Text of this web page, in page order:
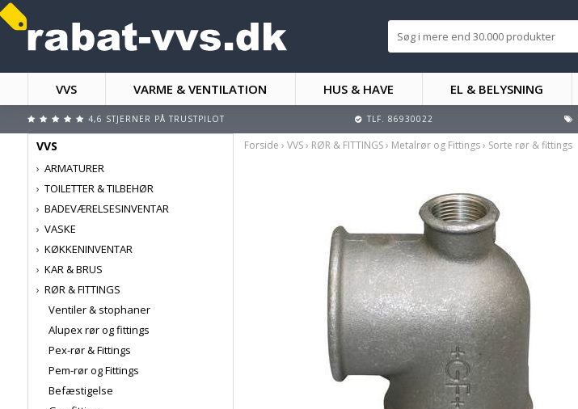
VVS VARME & VENTILATION HUS & HAVE EL & BELYSNING
4,6 STJERNER PÅ TRUSTPILOT TLF. 86930022
VVS
ARMATURER
TOILETTER & TILBEHØR
BADEVÆRELSESINVENTAR
VASKE
KØKKENINVENTAR
KAR & BRUS
RØR & FITTINGS
Ventiler & stophaner
Alupex rør og fittings
Pex-rør & Fittings
Pem-rør og Fittings
Befæstigelse
Forside › VVS› RØR & FITTINGS› Metalrør og Fittings› Sorte rør & fittings